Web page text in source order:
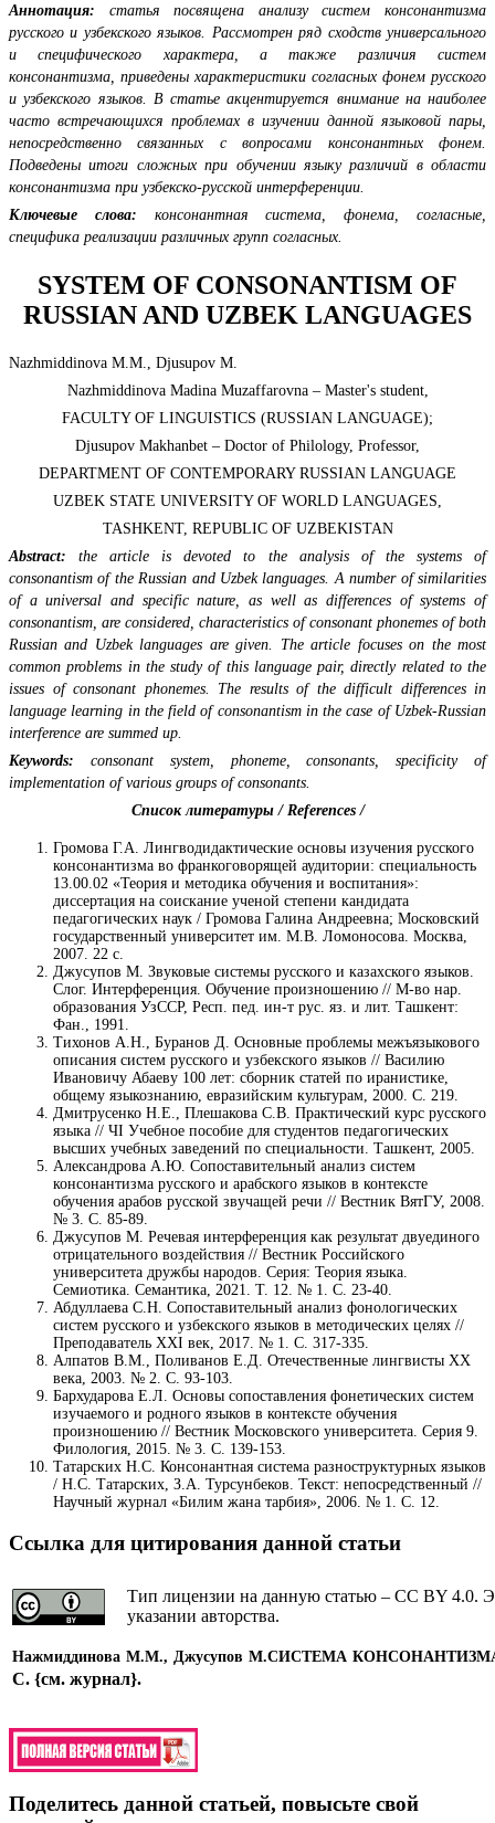
Аннотация: статья посвящена анализу систем консонантизма
русского и узбекского языков. Рассмотрен ряд сходств универсального
и специфического характера, а также различия систем
консонантизма, приведены характеристики согласных фонем русского
и узбекского языков. В статье акцентируется внимание на наиболее
часто встречающихся проблемах в изучении данной языковой пары,
непосредственно связанных с вопросами консонантных фонем.
Подведены итоги сложных при обучении языку различий в области
консонантизма при узбекско-русской интерференции.
Ключевые слова: консонантная система, фонема, согласные,
специфика реализации различных групп согласных.
SYSTEM OF CONSONANTISM OF
RUSSIAN AND UZBEK LANGUAGES
Nazhmiddinova M.M., Djusupov M.
Nazhmiddinova Madina Muzaffarovna – Master's student,
FACULTY OF LINGUISTICS (RUSSIAN LANGUAGE);
Djusupov Makhanbet – Doctor of Philology, Professor,
DEPARTMENT OF CONTEMPORARY RUSSIAN LANGUAGE
UZBEK STATE UNIVERSITY OF WORLD LANGUAGES,
TASHKENT, REPUBLIC OF UZBEKISTAN
Abstract: the article is devoted to the analysis of the systems of
consonantism of the Russian and Uzbek languages. A number of similarities
of a universal and specific nature, as well as differences of systems of
consonantism, are considered, characteristics of consonant phonemes of both
Russian and Uzbek languages are given. The article focuses on the most
common problems in the study of this language pair, directly related to the
issues of consonant phonemes. The results of the difficult differences in
language learning in the field of consonantism in the case of Uzbek-Russian
interference are summed up.
Keywords: consonant system, phoneme, consonants, specificity of
implementation of various groups of consonants.
Список литературы / References /
Громова Г.А. Лингводидактические основы изучения русского
консонантизма во франкоговорящей аудитории: специальность
13.00.02 «Теория и методика обучения и воспитания»:
диссертация на соискание ученой степени кандидата
педагогических наук / Громова Галина Андреевна; Московский
государственный университет им. М.В. Ломоносова. Москва,
2007. 22 c.
Джусупов М. Звуковые системы русского и казахского языков.
Слог. Интерференция. Обучение произношению // М-во нар.
образования УзССР, Респ. пед. ин-т рус. яз. и лит. Ташкент:
Фан., 1991.
Тихонов А.Н., Буранов Д. Основные проблемы межъязыкового
описания систем русского и узбекского языков // Василию
Ивановичу Абаеву 100 лет: сборник статей по иранистике,
общему языкознанию, евразийским культурам, 2000. С. 219.
Дмитрусенко Н.Е., Плешакова С.В. Практический курс русского
языка // ЧI Учебное пособие для студентов педагогических
высших учебных заведений по специальности. Ташкент, 2005.
Александрова А.Ю. Сопоставительный анализ систем
консонантизма русского и арабского языков в контексте
обучения арабов русской звучащей речи // Вестник ВятГУ, 2008.
№ 3. С. 85-89.
Джусупов М. Речевая интерференция как результат двуединого
отрицательного воздействия // Вестник Российского
университета дружбы народов. Серия: Теория языка.
Семиотика. Семантика, 2021. Т. 12. № 1. С. 23-40.
Абдуллаева С.Н. Сопоставительный анализ фонологических
систем русского и узбекского языков в методических целях //
Преподаватель ХХI век, 2017. № 1. С. 317-335.
Алпатов В.М., Поливанов Е.Д. Отечественные лингвисты XX
века, 2003. № 2. С. 93-103.
Бархударова Е.Л. Основы сопоставления фонетических систем
изучаемого и родного языков в контексте обучения
произношению // Вестник Московского университета. Серия 9.
Филология, 2015. № 3. С. 139-153.
Татарских Н.С. Консонантная система разноструктурных языков
/ Н.С. Татарских, З.A. Турсунбеков. Текст: непосредственный //
Научный журнал «Билим жана тарбия», 2006. № 1. С. 12.
Ссылка для цитирования данной статьи
Тип лицензии на данную статью – CC BY 4.0.
указании авторства.
Нажмиддинова М.М., Джусупов М.СИСТЕМА
С. {см. журнал}.
Поделитесь данной статьей, повысьте свой